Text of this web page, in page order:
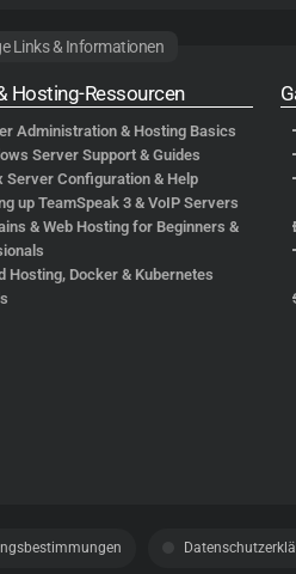
Links & Informationen
Hosting-Ressourcen
Administration & Hosting Basics
Server Support & Guides
Server Configuration & Help
up TeamSpeak 3 & VoIP Servers
& Web Hosting for Beginners &
Hosting, Docker & Kubernetes